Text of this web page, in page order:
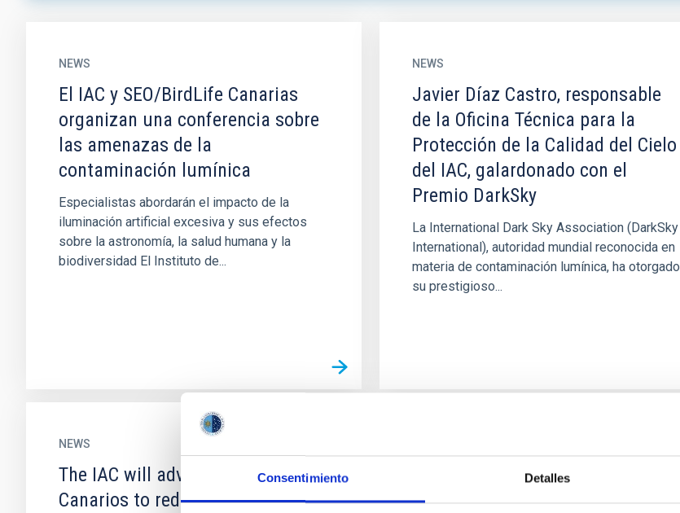
Consentimiento Detalles
NEWS
El IAC y SEO/BirdLife Canarias
organizan una conferencia sobre
las amenazas de la
contaminación lumínica
Especialistas abordarán el impacto de la
iluminación artificial excesiva y sus efectos
sobre la astronomía, la salud humana y la
biodiversidad El Instituto de...
NEWS
Javier Díaz Castro, responsable
de la Oficina Técnica para la
Protección de la Calidad del Cielo
del IAC, galardonado con el
Premio DarkSky
La International Dark Sky Association (DarkSky
International), autoridad mundial reconocida en
materia de contaminación lumínica, ha otorgado
su prestigioso...
NEWS
The IAC will advise Puertos
Canarios to reduce light pollution